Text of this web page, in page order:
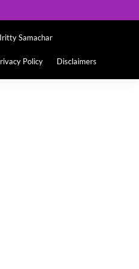
Iritty Samachar
Policy Disclaimers